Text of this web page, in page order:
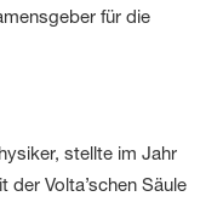
für die
stellte im Jahr
Volta’schen Säule